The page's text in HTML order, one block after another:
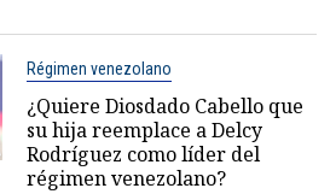
Régimen venezolano
¿Quiere Diosdado Cabello que
su hija reemplace a Delcy
Rodríguez como líder del
régimen venezolano?